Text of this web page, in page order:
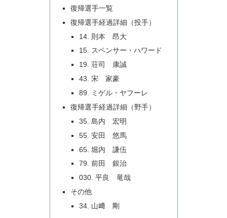
復帰選手一覧
復帰選手経過詳細（投手）
14. 則本 昂大
15. スペンサー・ハワード
19. 荘司 康誠
43. 宋 家豪
89. ミゲル・ヤフーレ
復帰選手経過詳細（野手）
35. 島内 宏明
55. 安田 悠馬
65. 堀内 謙伍
79. 前田 銀治
030. 平良 竜哉
その他
34. 山﨑 剛